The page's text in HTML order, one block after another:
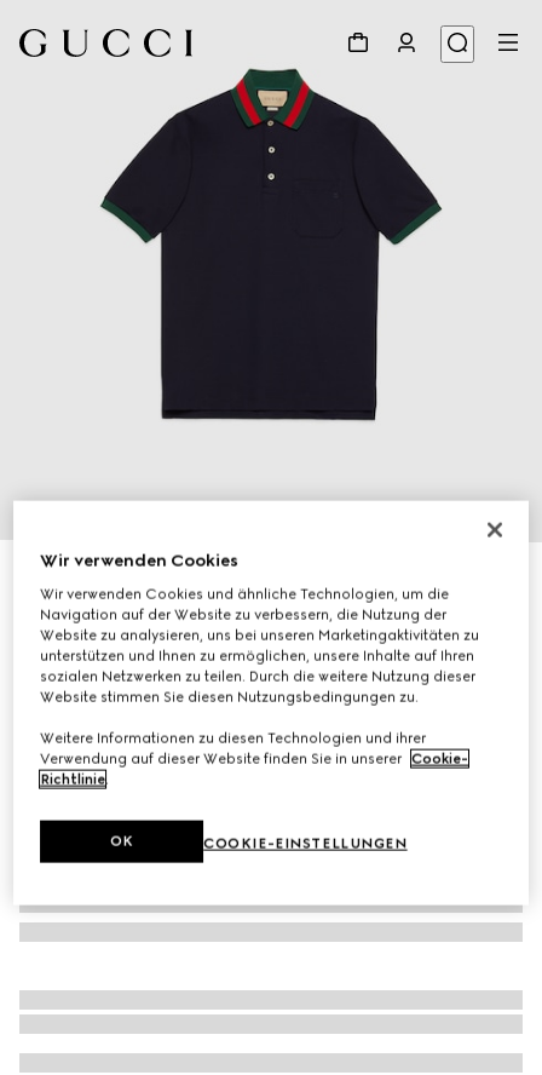
Poloshirt aus Baumwoll-Piqué mit Web am Kragen
CHF 430
Variantenmarineblau
Wir verwenden Cookies
Wir verwenden Cookies und ähnliche Technologien, um die
Navigation auf der Website zu verbessern, die Nutzung der
Website zu analysieren, uns bei unseren Marketingaktivitäten zu
unterstützen und Ihnen zu ermöglichen, unsere Inhalte auf Ihren
sozialen Netzwerken zu teilen. Durch die weitere Nutzung dieser
Website stimmen Sie diesen Nutzungsbedingungen zu.
Weitere Informationen zu diesen Technologien und ihrer
Verwendung auf dieser Website finden Sie in unserer Cookie-
Richtlinie.
COOKIE-EINSTELLUNGEN
OK